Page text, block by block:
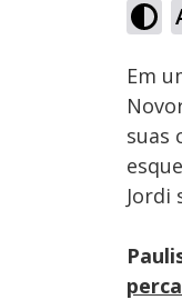
Em
suas
Jordi